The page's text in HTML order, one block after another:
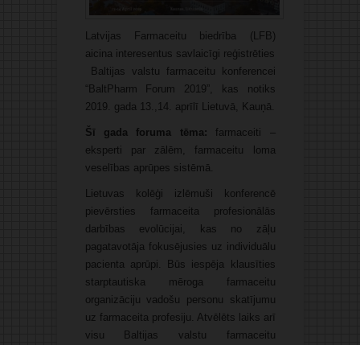
Latvijas Farmaceitu biedrība (LFB)
aicina interesentus savlaicīgi reģistrēties
Baltijas valstu farmaceitu konferencei
“BaltPharm Forum 2019”, kas notiks
2019. gada 13.,14. aprīlī Lietuvā, Kauņā.
Šī gada foruma tēma: farmaceiti –
eksperti par zālēm, farmaceitu loma
veselības aprūpes sistēmā.
Lietuvas kolēģi izlēmuši konferencē
pievērsties farmaceita profesionālās
darbības evolūcijai, kas no zāļu
pagatavotāja fokusējusies uz individuālu
pacienta aprūpi. Būs iespēja klausīties
starptautiska mēroga farmaceitu
organizāciju vadošu personu skatījumu
uz farmaceita profesiju. Atvēlēts laiks arī
visu Baltijas valstu farmaceitu